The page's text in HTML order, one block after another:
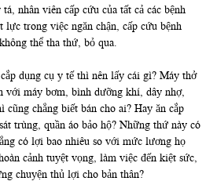
nhân viên cấp cứu của tất cả các bệnh
lực trong việc ngăn chận, cấp cứu bệnh
thể tha thứ, bỏ qua.
dụng cụ y tế thì nên lấy cái gì? Máy thở
với máy bơm, bình dưỡng khí, dây nhợ,
cũng chẳng biết bán cho ai? Hay ăn cắp
trùng, quần áo bảo hộ? Những thứ này có
có lợi bao nhiêu so với mức lương họ
cảnh tuyệt vọng, làm việc đến kiệt sức,
chuyện thủ lợi cho bản thân?